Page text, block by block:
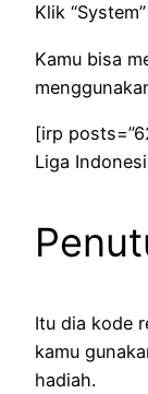
Klik “System”
Kamu bisa
[irp
Liga
Itu dia kode
kamu
hadiah.